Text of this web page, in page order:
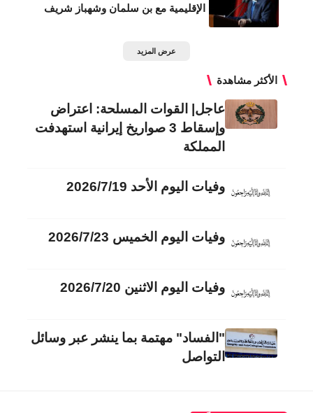
الإقليمية مع بن سلمان وشهباز شريف
عرض المزيد
الأكثر مشاهدة
عاجل| القوات المسلحة: اعتراض
وإسقاط 3 صواريخ إيرانية استهدفت
المملكة
وفيات اليوم الأحد 2026/7/19
وفيات اليوم الخميس 2026/7/23
وفيات اليوم الاثنين 2026/7/20
"الفساد" مهتمة بما ينشر عبر وسائل
التواصل